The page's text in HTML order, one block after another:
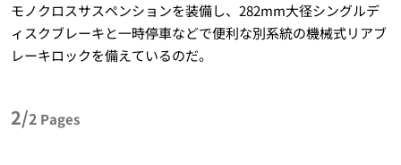
モノクロスサスペンションを装備し、282mm大径シングルデ
ィスクブレーキと一時停車などで便利な別系統の機械式リアブ
レーキロックを備えているのだ。
2/2 Pages